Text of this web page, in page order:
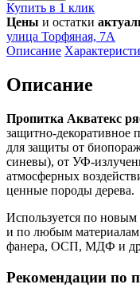
Купить в 1 клик
Цены и остатки
улица Торфяная, 7А
Описание
Описание
Пропитка Акватекс
защитно-декоративное
для защиты от
синевы), от УФ-
атмосферных
ценные породы дерева.
Используется по
и по любым
фанера, ОСП, МДФ и
Рекомендации по